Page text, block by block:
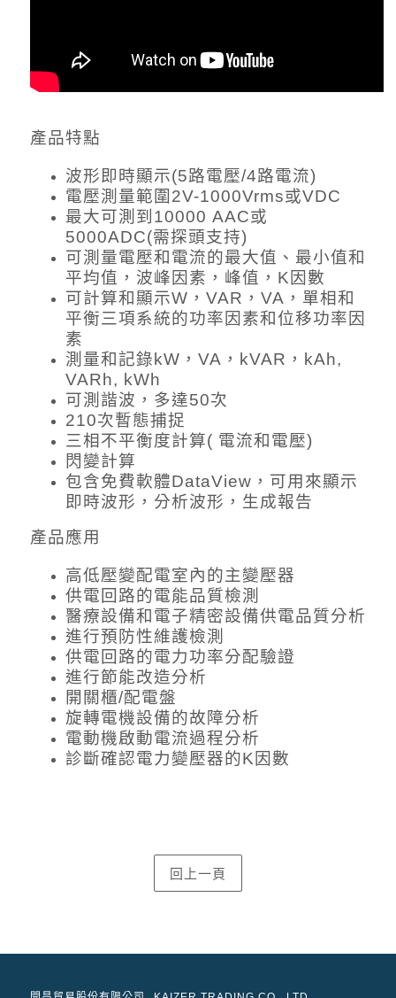
產品特點
波形即時顯示(5路電壓/4路電流)
電壓測量範圍2V-1000Vrms或VDC
最大可測到10000 AAC或
5000ADC(需探頭支持)
可測量電壓和電流的最大值、最小值和
平均值，波峰因素，峰值，K因數
可計算和顯示W，VAR，VA，單相和
平衡三項系統的功率因素和位移功率因
素
測量和記錄kW，VA，kVAR，kAh,
VARh, kWh
可測諧波，多達50次
210次暫態捕捉
三相不平衡度計算( 電流和電壓)
閃變計算
包含免費軟體DataView，可用來顯示
即時波形，分析波形，生成報告
產品應用
高低壓變配電室內的主變壓器
供電回路的電能品質檢測
醫療設備和電子精密設備供電品質分析
進行預防性維護檢測
供電回路的電力功率分配驗證
進行節能改造分析
開關櫃/配電盤
旋轉電機設備的故障分析
電動機啟動電流過程分析
診斷確認電力變壓器的K因數